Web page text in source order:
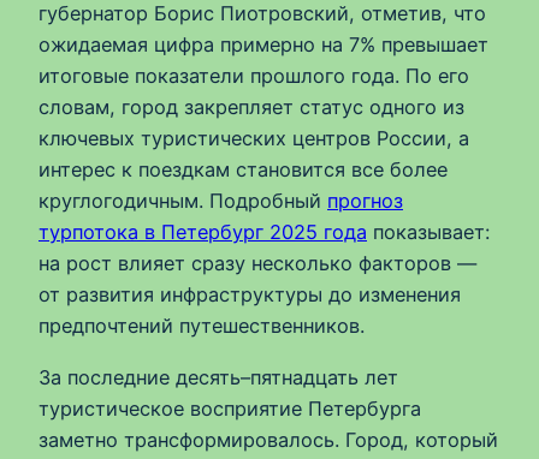
губернатор Борис Пиотровский, отметив, что
ожидаемая цифра примерно на 7% превышает
итоговые показатели прошлого года. По его
словам, город закрепляет статус одного из
ключевых туристических центров России, а
интерес к поездкам становится все более
круглогодичным. Подробный прогноз
турпотока в Петербург 2025 года показывает:
на рост влияет сразу несколько факторов —
от развития инфраструктуры до изменения
предпочтений путешественников.
За последние десять–пятнадцать лет
туристическое восприятие Петербурга
заметно трансформировалось. Город, который